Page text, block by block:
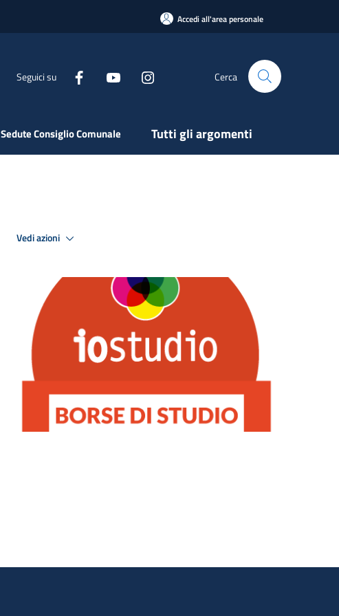
Accedi all'area personale
Seguici su Cerca
Sedute Consiglio Comunale Tutti gli argomenti
Vedi azioni